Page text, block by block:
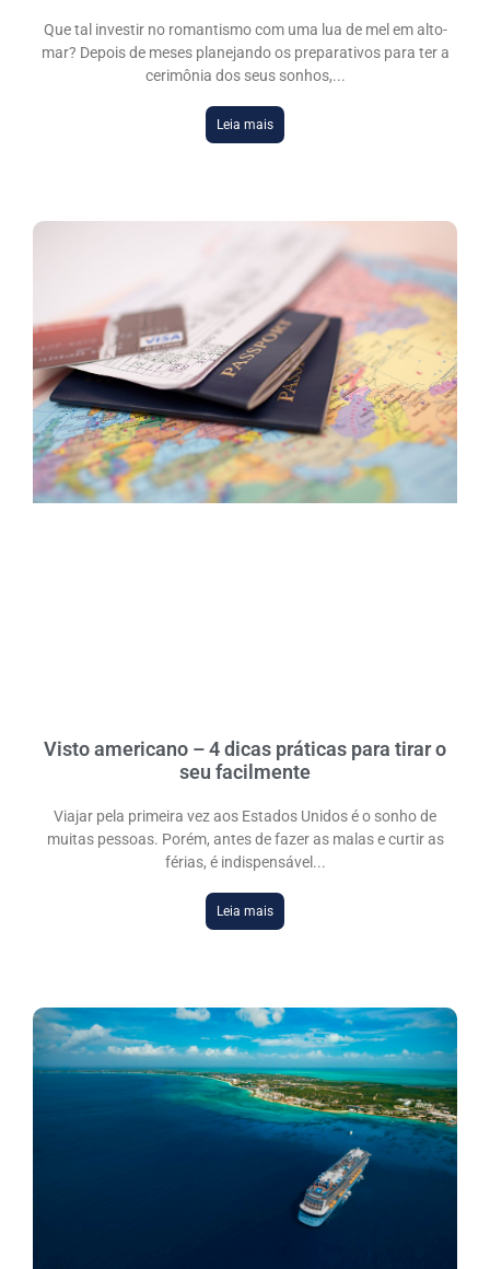
Que tal investir no romantismo com uma lua de mel em alto-
mar? Depois de meses planejando os preparativos para ter a
cerimônia dos seus sonhos,
Leia mais
Visto americano – 4 dicas práticas para tirar o
seu facilmente
Viajar pela primeira vez aos Estados Unidos é o sonho de
muitas pessoas. Porém, antes de fazer as malas e curtir as
férias, é indispensável
Leia mais